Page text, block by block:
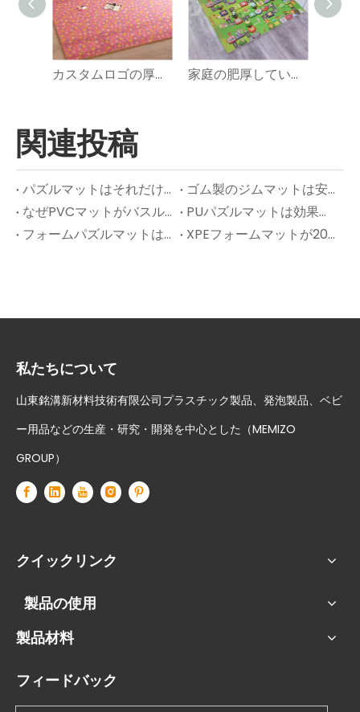
カスタムロゴの厚さキッズエヴァフォームスプライスフロアパズルマット 家庭の肥厚していない非毒性の赤ちゃんスプライシングクロールマットフロアパズルマット
関連投稿
パズルマットはそれだけの価値がありますか？
ゴム製のジムマットは安全ですか?
なぜPVCマットがバスルームの床や濡れたエリアに最適なのですか？
PUパズルマットは効果がありますか?
フォームパズルマットはどのように機能しますか? – 拡張された洞察
XPEフォームマットが2025年に現代の保育園のデザインを引き継いでいる理由
私たちについて
山東銘溝新材料技術有限公司プラスチック製品、発泡製品、ベビ
ー用品などの生産・研究・開発を中心とした（MEMIZO
GROUP）
クイックリンク
製品の使用
製品材料
フィードバック